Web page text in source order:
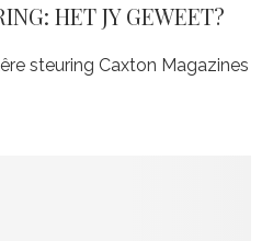
HET JY GEWEET?
steuring Caxton Magazines